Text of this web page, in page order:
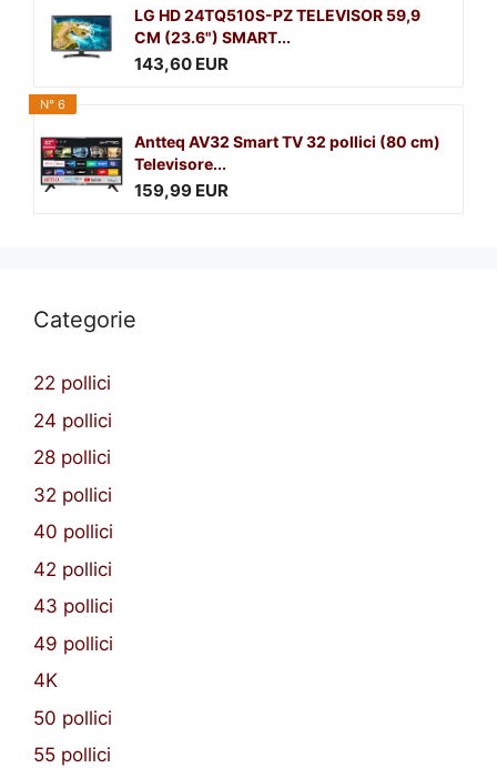
LG HD 24TQ510S-PZ TELEVISOR 59,9
CM (23.6") SMART...
143,60 EUR
N° 6
Antteq AV32 Smart TV 32 pollici (80 cm)
Televisore...
159,99 EUR
Categorie
22 pollici
24 pollici
28 pollici
32 pollici
40 pollici
42 pollici
43 pollici
49 pollici
4K
50 pollici
55 pollici